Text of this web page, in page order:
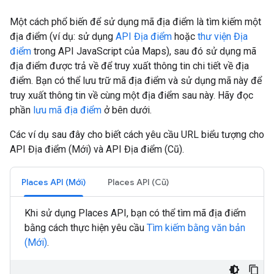
Một cách phổ biến để sử dụng mã địa điểm là tìm kiếm một
địa điểm (ví dụ: sử dụng API Địa điểm hoặc thư viện Địa
điểm trong API JavaScript của Maps), sau đó sử dụng mã
địa điểm được trả về để truy xuất thông tin chi tiết về địa
điểm. Bạn có thể lưu trữ mã địa điểm và sử dụng mã này để
truy xuất thông tin về cùng một địa điểm sau này. Hãy đọc
phần lưu mã địa điểm ở bên dưới.
Các ví dụ sau đây cho biết cách yêu cầu URL biểu tượng cho
API Địa điểm (Mới) và API Địa điểm (Cũ).
Places API (Mới) Places API (Cũ)
Khi sử dụng Places API, bạn có thể tìm mã địa điểm
bằng cách thực hiện yêu cầu Tìm kiếm bằng văn bản
(Mới).